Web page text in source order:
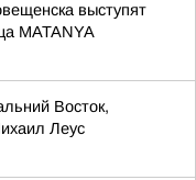
выступят
MATANYA
Восток,
Леус